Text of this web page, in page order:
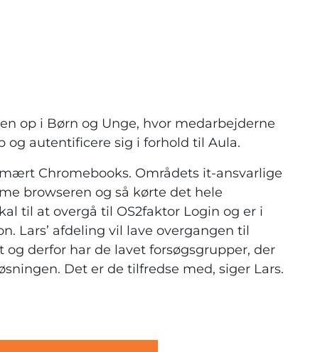
op i Børn og Unge, hvor medarbejderne
og autentificere sig i forhold til Aula.
Chromebooks. Områdets it-ansvarlige
browseren og så kørte det hele
til at overgå til OS2faktor Login og er i
Lars’ afdeling vil lave overgangen til
derfor har de lavet forsøgsgrupper, der
Det er de tilfredse med, siger Lars.